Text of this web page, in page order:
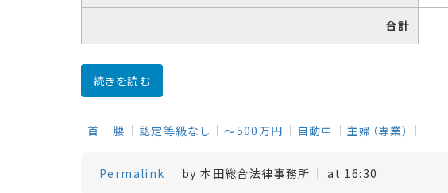
合計
続きを読む
首 腰 認定等級なし ～500万円 自動車 主婦（専業）
Permalink by 本田総合法律事務所 at 16:30